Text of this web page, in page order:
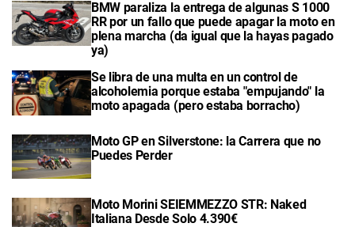
BMW paraliza la entrega de algunas S 1000
RR por un fallo que puede apagar la moto en
plena marcha (da igual que la hayas pagado
ya)
Se libra de una multa en un control de
alcoholemia porque estaba "empujando" la
moto apagada (pero estaba borracho)
Moto GP en Silverstone: la Carrera que no
Puedes Perder
Moto Morini SEIEMMEZZO STR: Naked
Italiana Desde Solo 4.390€